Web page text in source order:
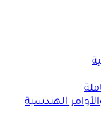
الهندسية